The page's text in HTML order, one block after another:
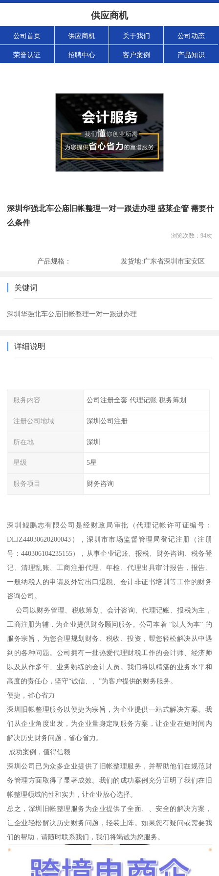
供应商机
公司首页 供应商机 关于我们 公司动态
荣誉认证 招聘中心 客户案例 产品知识
深圳华强北车公庙旧帐整理一对一跟进办理 盛莱企管 需要什
么条件
浏览次数： 94次
产品规格： 发货地:广东省深圳市宝安区
关键词
深圳华强北车公庙旧帐整理一对一跟进办理
详细说明
服务内容 公司注册全套 代理记账 税务筹划
注册公司地域 深圳公司注册
所在地 深圳
星级 5星
服务项目 财务咨询
深圳鲲鹏志有限公司是经财政局审批（代理记帐许可证编号：
DLJZ44030620200043），深圳市市场监督管理局登记注册（注册
号：440306104235155），从事企业记账、报税、财务咨询、税务登
记、清理乱账、工商注册代理、年检、代理出具审计报告，报告、
一般纳税人的申请及外贸出口退税、会计非证书培训等工作的财务
咨询公司。
公司以财务管理、税收筹划、会计咨询、代理记账、报税为主，
工商注册为辅，为企业提供财务顾问服务。公司本着 “以人为本” 的
服务宗旨，为您合理规划财务、税收、投资，帮您轻松解决从中遇
到的各种问题。公司拥有一批热爱代理财税工作的会计师、经济师
以及从作多年、业务熟练的会计人员。我们将以精湛的业务水平和
高度的责任心，坚守“诚信、、”为客户提供的财务服务。
便捷，省心省力
深圳旧帐整理服务以便捷为宗旨，为企业提供一站式解决方案。我
们从企业角度出发，为企业量身定制服务方案，让企业在短时间内
解决历史财务问题，省心省力。
成功案例，值得信赖
深圳公司已为众多企业提供了旧帐整理服务，并帮助他们在规范财
务管理方面取得了显著成效。我们的成功案例充分证明了我们在旧
帐整理领域的性和实力，让企业放心选择。
总之，深圳旧帐整理服务为企业提供了全面、、安全的解决方案，
让企业轻松解决历史财务问题，轻装上阵。如果您有疑问或需要我
们的帮助，请随时联系我们，我们将竭诚为您服务。